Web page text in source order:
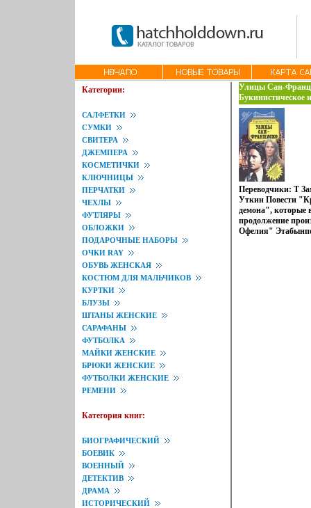
Категории:
САЛФЕТКИ
СУМКИ
СВИТЕРА
ДЖЕМПЕРА
КОСМЕТИЧКИ
КЛЮЧНИЦЫ
ПЕРЧАТКИ
ЧЕХЛЫ
ФУТЛЯРЫ
ОБЛОЖКИ
ПОДАРОЧНЫЕ НАБОРЫ
ОЧКИ RAY
ОБУВЬ ЖЕНСКАЯ
КОСТЮМ ДЛЯ МАЛЬЧИКОВ
КУРТКИ
БЛУЗЫ
ШТАНЫ ЖЕНСКИЕ
САРАФАНЫ
ФУТБОЛКА
МАЙКИ ЖЕНСКИЕ
БРЮКИ ЖЕНСКИЕ
ФУТБОЛКИ ЖЕНСКИЕ
РЕМЕНИ
Категория книг:
БИОГРАФИЧЕСКИЙ
БОЕВИК
ВОЕННЫЙ
ДЕТЕКТИВ
ДРАМА
ИСТОРИЧЕСКИЙ
Улицы Сан-
Букинистическое
Хорошая
Твердый
Тираж: 51000 экз
мм) инфо 2384y.
Переводчики: Т
Уткин Повести
демона", которые
продолжение
Офелия"